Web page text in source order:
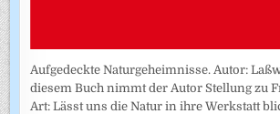
Aufgedeckte Naturgeheimnisse. Autor:
diesem Buch nimmt der Autor Stellung zu
Art: Lässt uns die Natur in ihre Werkstatt